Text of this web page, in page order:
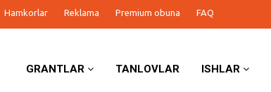
Hamkorlar Reklama Premium obuna FAQ
GRANTLAR TANLOVLAR ISHLAR